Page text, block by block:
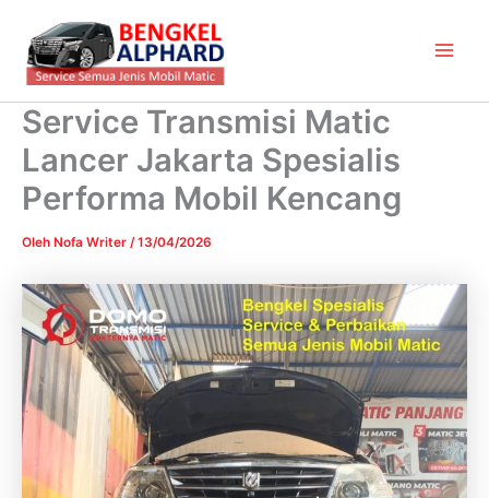
konten
Service Transmisi Matic
Lancer Jakarta Spesialis
Performa Mobil Kencang
Oleh Nofa Writer /13/04/2026